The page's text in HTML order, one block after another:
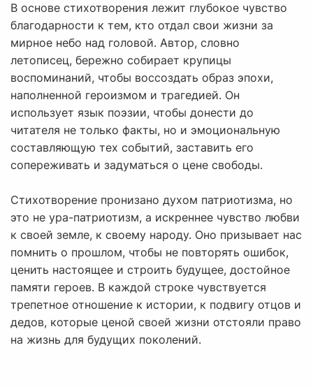
В основе стихотворения лежит глубокое чувство
благодарности к тем, кто отдал свои жизни за
мирное небо над головой. Автор, словно
летописец, бережно собирает крупицы
воспоминаний, чтобы воссоздать образ эпохи,
наполненной героизмом и трагедией. Он
использует язык поэзии, чтобы донести до
читателя не только факты, но и эмоциональную
составляющую тех событий, заставить его
сопереживать и задуматься о цене свободы.
Стихотворение пронизано духом патриотизма, но
это не ура-патриотизм, а искреннее чувство любви
к своей земле, к своему народу. Оно призывает нас
помнить о прошлом, чтобы не повторять ошибок,
ценить настоящее и строить будущее, достойное
памяти героев. В каждой строке чувствуется
трепетное отношение к истории, к подвигу отцов и
дедов, которые ценой своей жизни отстояли право
на жизнь для будущих поколений.